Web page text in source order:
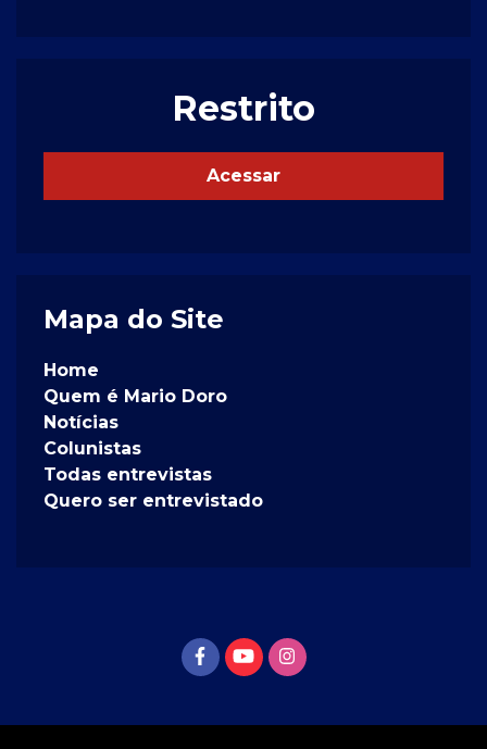
Restrito
Acessar
Mapa do Site
Home
Quem é Mario Doro
Notícias
Colunistas
Todas entrevistas
Quero ser entrevistado